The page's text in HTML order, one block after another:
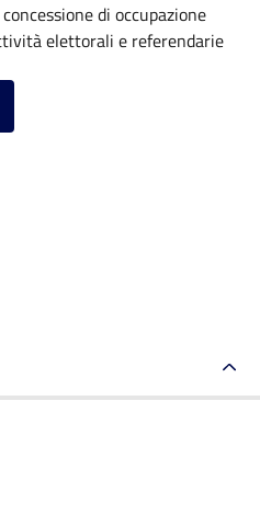
di occupazione
elettorali e referendarie